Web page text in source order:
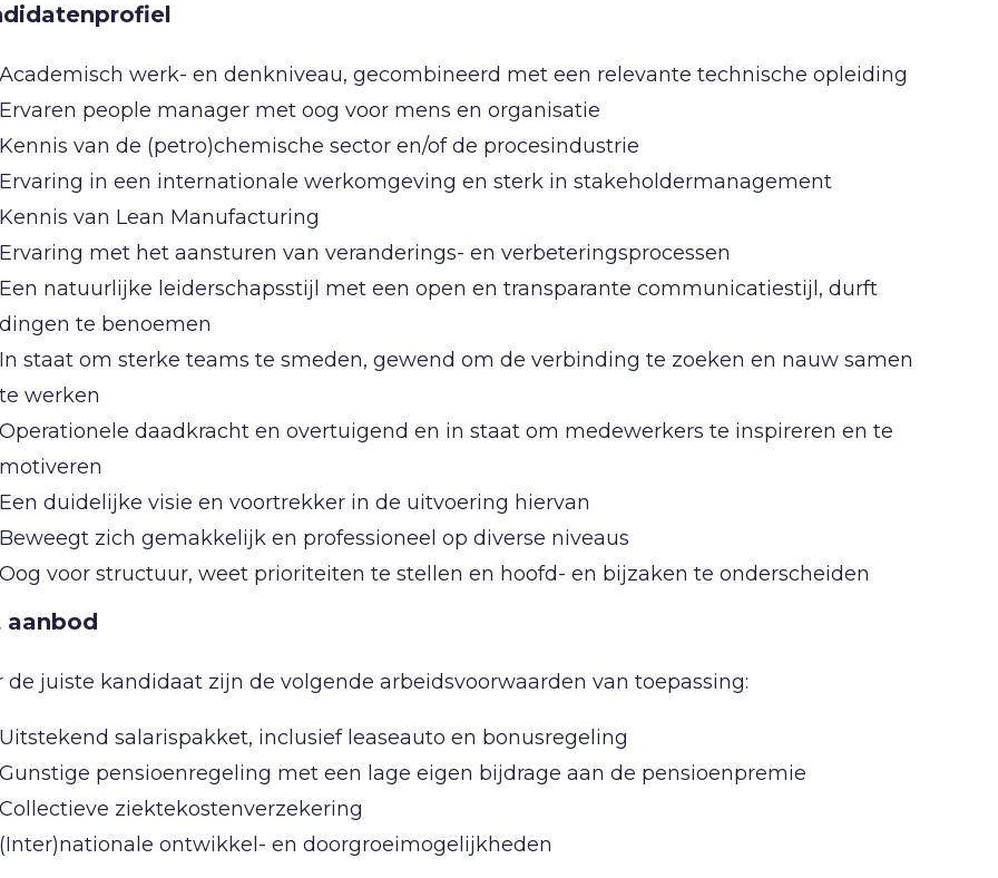
Academisch werk- en denkniveau, gecombineerd met een relevante technische opleiding
Ervaren people manager met oog voor mens en organisatie
Kennis van de (petro)chemische sector en/of de procesindustrie
Ervaring in een internationale werkomgeving en sterk in stakeholdermanagement
Kennis van Lean Manufacturing
Ervaring met het aansturen van veranderings- en verbeteringsprocessen
Een natuurlijke leiderschapsstijl met een open en transparante communicatiestijl, durft
dingen te benoemen
In staat om sterke teams te smeden, gewend om de verbinding te zoeken en nauw samen
te werken
Operationele daadkracht en overtuigend en in staat om medewerkers te inspireren en te
motiveren
Een duidelijke visie en voortrekker in de uitvoering hiervan
Beweegt zich gemakkelijk en professioneel op diverse niveaus
Oog voor structuur, weet prioriteiten te stellen en hoofd- en bijzaken te onderscheiden
aanbod
de juiste kandidaat zijn de volgende arbeidsvoorwaarden van toepassing:
Uitstekend salarispakket, inclusief leaseauto en bonusregeling
Gunstige pensioenregeling met een lage eigen bijdrage aan de pensioenpremie
Collectieve ziektekostenverzekering
(Inter)nationale ontwikkel- en doorgroeimogelijkheden